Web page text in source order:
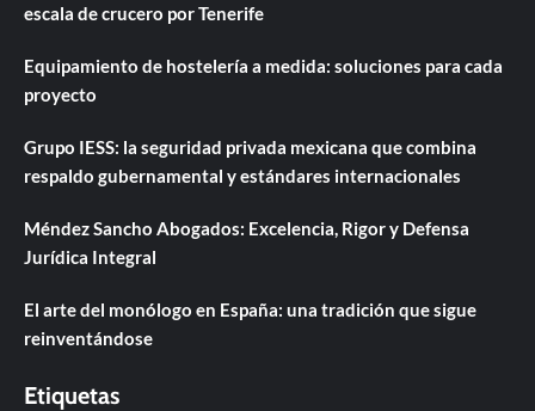
escala de crucero por Tenerife
Equipamiento de hostelería a medida: soluciones para cada
proyecto
Grupo IESS: la seguridad privada mexicana que combina
respaldo gubernamental y estándares internacionales
Méndez Sancho Abogados: Excelencia, Rigor y Defensa
Jurídica Integral
El arte del monólogo en España: una tradición que sigue
reinventándose
Etiquetas